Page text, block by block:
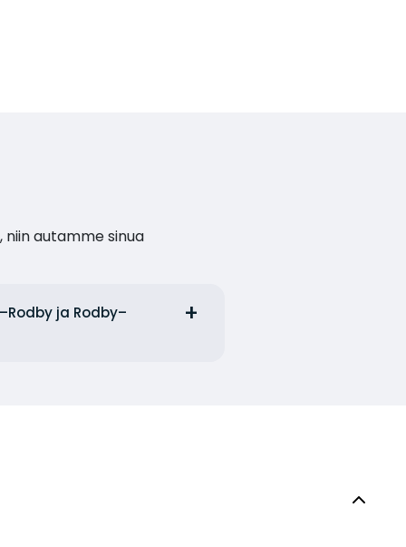
autamme sinua
ja Rodby–